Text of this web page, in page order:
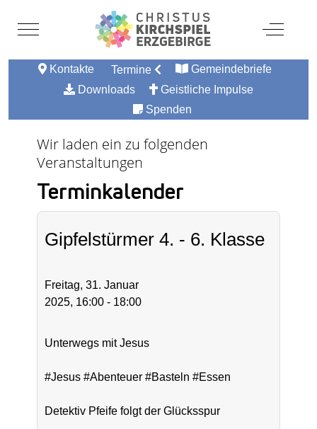
Mobile Menu Toggle Off-
Kontakte Termine
Gemeindebriefe
Downloads
Geistliche Impulse
Spenden
Wir laden ein zu folgenden
Veranstaltungen
Terminkalender
Gipfelstürmer 4. - 6. Klasse
Freitag, 31. Januar
2025, 16:00 - 18:00
Unterwegs mit Jesus
#Jesus #Abenteuer #Basteln #Essen
Detektiv Pfeife folgt der Glücksspur